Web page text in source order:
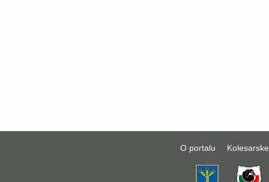
O portalu